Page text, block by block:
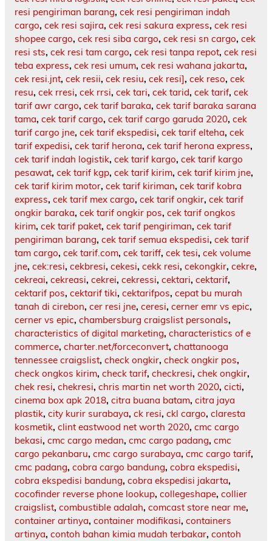
resi pengiriman barang, cek resi pengiriman indah
cargo, cek resi sajira, cek resi sakura express, cek resi
shopee cargo, cek resi siba cargo, cek resi sn cargo, cek
resi sts, cek resi tam cargo, cek resi tanpa repot, cek resi
teba express, cek resi umum, cek resi wahana jakarta,
cek resi.jnt, cek resii, cek resiu, cek resi], cek reso, cek
resu, cek rresi, cek rrsi, cek tari, cek tarid, cek tarif, cek
tarif awr cargo, cek tarif baraka, cek tarif baraka sarana
tama, cek tarif cargo, cek tarif cargo garuda 2020, cek
tarif cargo jne, cek tarif ekspedisi, cek tarif elteha, cek
tarif expedisi, cek tarif herona, cek tarif herona express,
cek tarif indah logistik, cek tarif kargo, cek tarif kargo
pesawat, cek tarif kgp, cek tarif kirim, cek tarif kirim jne,
cek tarif kirim motor, cek tarif kiriman, cek tarif kobra
express, cek tarif mex cargo, cek tarif ongkir, cek tarif
ongkir baraka, cek tarif ongkir pos, cek tarif ongkos
kirim, cek tarif paket, cek tarif pengiriman, cek tarif
pengiriman barang, cek tarif semua ekspedisi, cek tarif
tam cargo, cek tarif.com, cek tariff, cek tesi, cek volume
jne, cek:resi, cekbresi, cekesi, cekk resi, cekongkir, cekre,
cekreai, cekreasi, cekrei, cekressi, cektari, cektarif,
cektarif pos, cektarif tiki, cektarifpos, cepat bu murah
tanah di cirebon, cer resi jne, ceresi, cerner emr vs epic,
cerner vs epic, chambersburg craigslist personals,
characteristics of digital marketing, characteristics of e
commerce, charter.net/forceconvert, chattanooga
tennessee craigslist, check ongkir, check ongkir pos,
check ongkos kirim, check tarif, checkresi, chek ongkir,
chek resi, chekresi, chris martin net worth 2020, cicti,
cinema box apk 2018, citra buana batam, citra jaya
plastik, city kurir surabaya, ck resi, ckl cargo, claresta
kosmetik, clint eastwood net worth 2020, cmc cargo
bekasi, cmc cargo medan, cmc cargo padang, cmc
cargo pekanbaru, cmc cargo surabaya, cmc cargo tarif,
cmc padang, cobra cargo bandung, cobra ekspedisi,
cobra ekspedisi bandung, cobra ekspedisi jakarta,
cocofinder reverse phone lookup, collegeshape, collier
craigslist, combustible adalah, comcast store near me,
container artinya, container modifikasi, containers
artinya, contoh bahan kimia mudah terbakar, contoh